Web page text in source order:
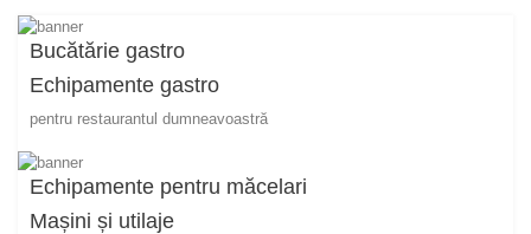
Bucătărie gastro
Echipamente gastro
pentru restaurantul dumneavoastră
Echipamente pentru măcelari
Mașini și utilaje